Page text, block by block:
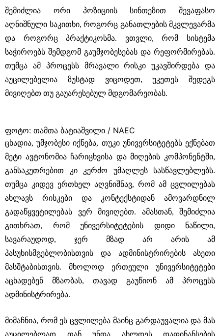
შემიძლია ორი პოზიციის სინთეზით შევაფასო
აღნიშნული საკითხი, როგორც განათლების მკვლევარმა
და როგორც პრაქტიკოსმა. ვთვლი, რომ სისტემა
საჭიროებს შემდგომ გაუმჯობესებას და რეფორმირებას.
თუმცა ამ პროცესს მრავალი რისკი უკავშირდება და
აუცილებელია ზუსტად ვიცოდეთ, უკეთეს შედეგს
მივიღებთ თუ გაუარესებულ მდგომარეობას.
ფოტო: თამთა ბატიაშვილი / NAEC
ცხადია, უმჯობესი იქნება, თუკი უნივერსიტეტებს ექნებათ
მეტი ავტონომია ჩარიცხვისა და მიღების კომპონენტში,
განსაკუთრებით კი კერძო უმაღლეს სასწავლებლებს.
თუმცა კიდევ ერთხელ აღვნიშნავ, რომ ამ ცვლილებას
ახლავს რისკები და კონტექსტიდან ამოვარდნილ
გადაწყვეტილებას ვერ მივიღებთ. ამასთან, შემიძლია
გითხრათ, რომ უნივერსიტეტების დიდი ნაწილი,
სავარაუდოდ, ჯერ მზად არ არის ამ
პასუხისმგებლობისთვის და ადმინისტრირების ასეთი
მასშტაბისთვის. მხოლოდ ერთეული უნივერსიტეტები
აცხადებენ მზაობას, თავად გაუწიონ ამ პროცესს
ადმინისტრირება.
მიმაჩნია, რომ ეს ცვლილება მაინც გარდაუვალია და მას
აუცილებლად თან უნდა ახლდეს დაფინანსების